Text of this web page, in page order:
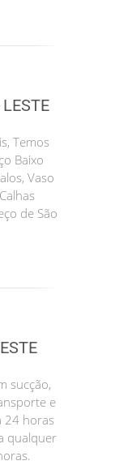
Temos
Baixo
Vaso
de São
sucção,
e
24 horas
qualquer